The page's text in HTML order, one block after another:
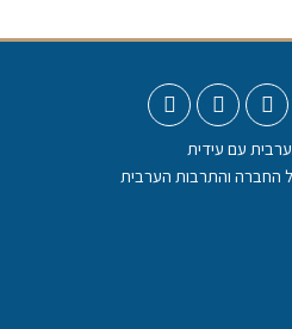
עם עידית
החברה והתרבות הערבית